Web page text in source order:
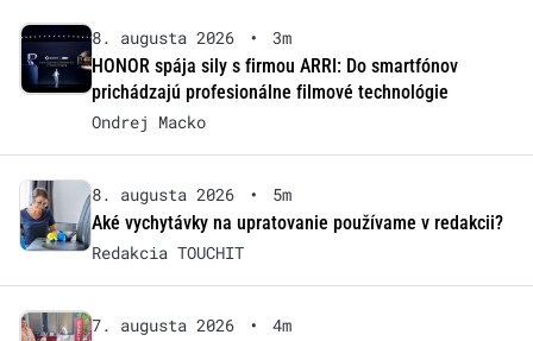
8. augusta 2026 •
3m
HONOR spája sily s firmou ARRI: Do smartfónov
prichádzajú profesionálne filmové technológie
Ondrej Macko
8. augusta 2026 •
5m
Aké vychytávky na upratovanie používame v redakcii?
Redakcia TOUCHIT
7. augusta 2026 •
4m